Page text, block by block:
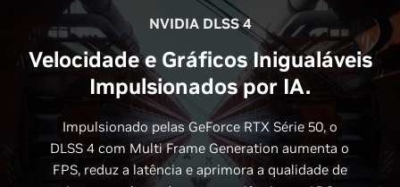
NVIDIA DLSS 4
Velocidade e Gráficos Inigualáveis
Impulsionados por IA.
Impulsionado pelas GeForce RTX Série 50, o
DLSS 4 com Multi Frame Generation aumenta o
FPS, reduz a latência e aprimora a qualidade de